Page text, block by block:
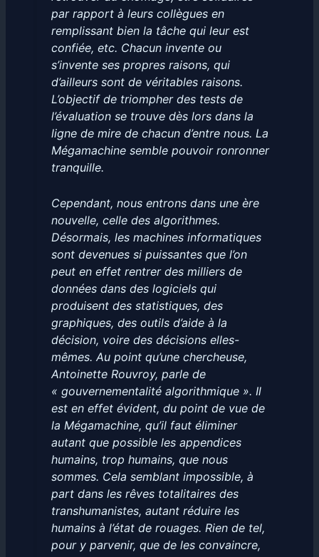
par rapport à leurs collègues en
remplissant bien la tâche qui leur est
confiée, etc. Chacun invente ou
s’invente ses propres raisons, qui
d’ailleurs sont de véritables raisons.
L’objectif de triompher des tests de
l’évaluation se trouve dès lors dans la
ligne de mire de chacun d’entre nous. La
Mégamachine semble pouvoir ronronner
tranquille.
Cependant, nous entrons dans une ère
nouvelle, celle des algorithmes.
Désormais, les machines informatiques
sont devenues si puissantes que l’on
peut en effet rentrer des milliers de
données dans des logiciels qui
produisent des statistiques, des
graphiques, des outils d’aide à la
décision, voire des décisions elles-
mêmes. Au point qu’une chercheuse,
Antoinette Rouvroy, parle de
« gouvernementalité algorithmique ». Il
est en effet évident, du point de vue de
la Mégamachine, qu’il faut éliminer
autant que possible les appendices
humains, trop humains, que nous
sommes. Cela semblant impossible, à
part dans les rêves totalitaires des
transhumanistes, autant réduire les
humains à l’état de rouages. Rien de tel,
pour y parvenir, que de les convaincre,